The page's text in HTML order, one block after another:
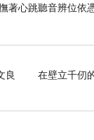
溪老爺酒店
心跳聽音辨位
懸崖上，